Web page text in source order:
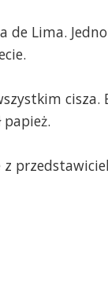
de Lima.
z